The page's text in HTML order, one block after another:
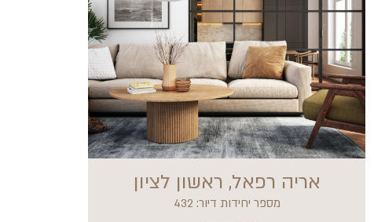
אריה רפאל, ראשון לציון
מספר יחידות דיור: 432